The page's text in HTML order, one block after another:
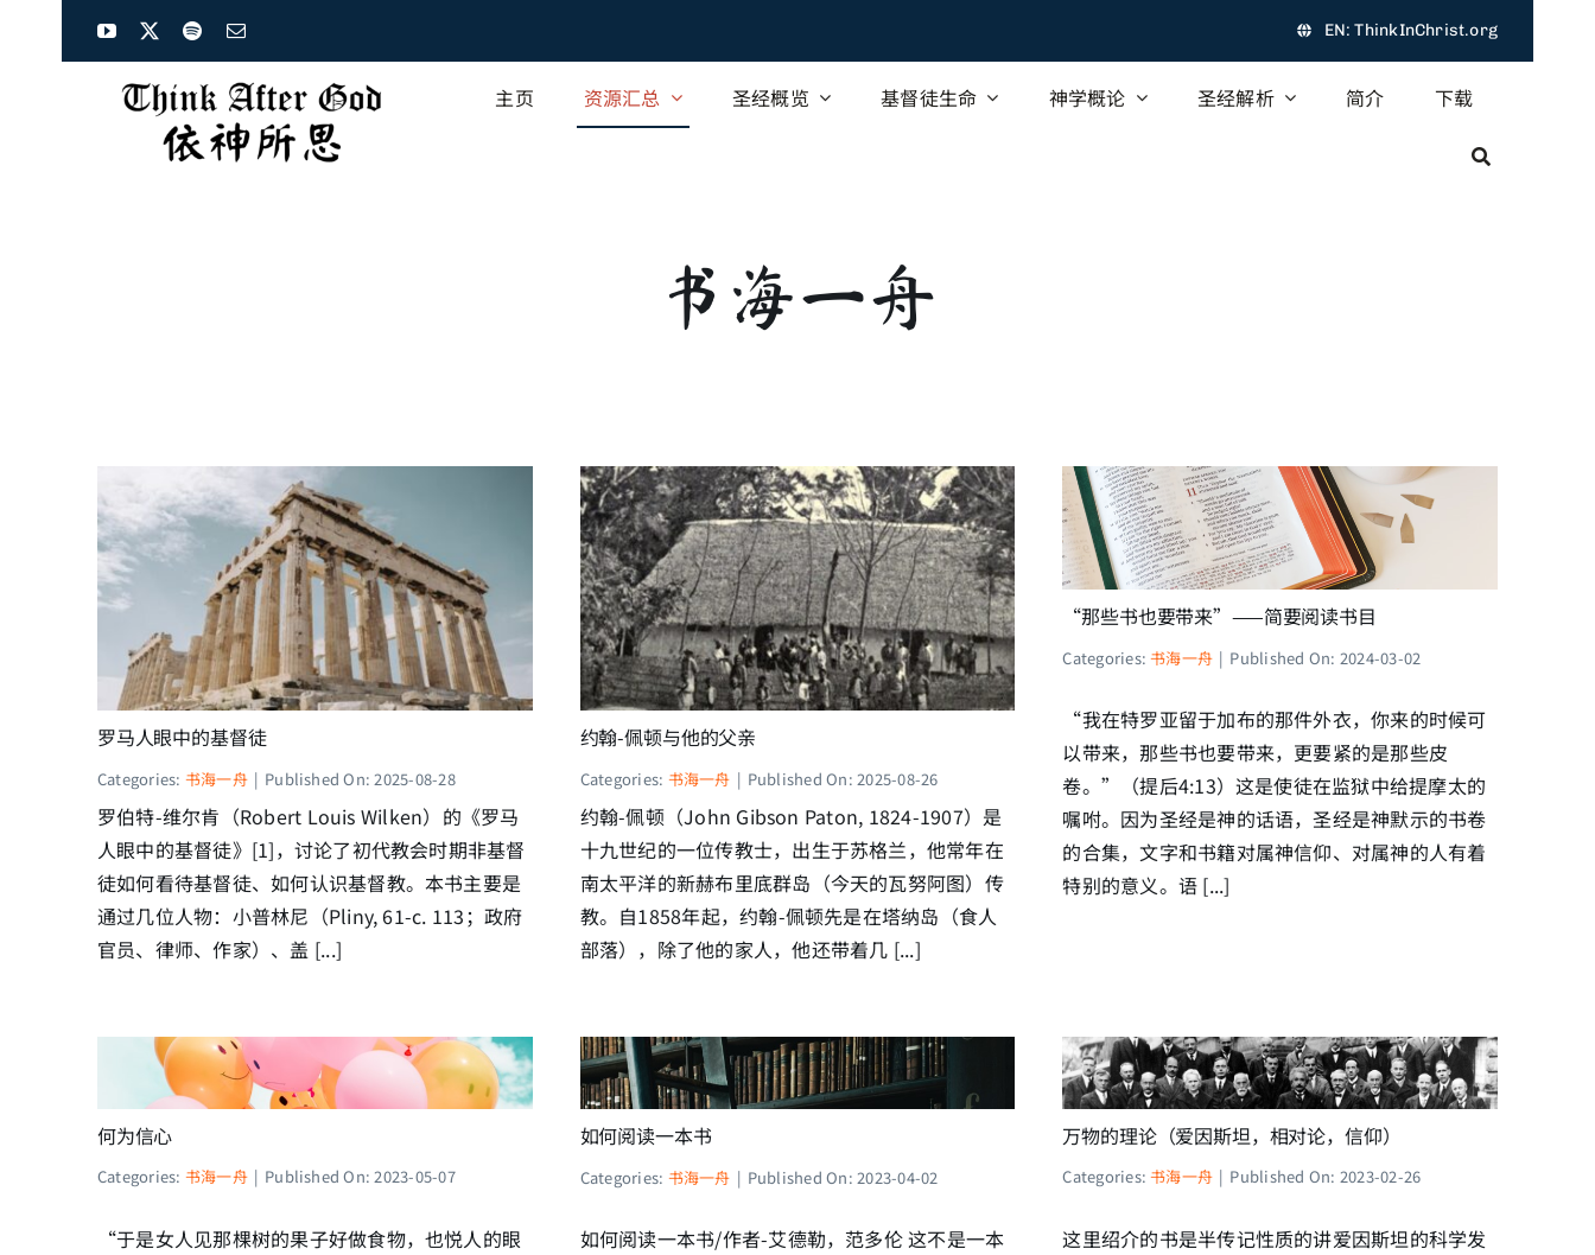
EN: ThinkInChrist.org
主页 资源汇总 圣经概览 基督徒生命 神学概论 圣经解析 简介 下载
书海一舟
罗马人眼中的基督徒
Categories: 书海一舟 | Published On: 2025-08-28
罗伯特-维尔肯（Robert Louis Wilken）的《罗马
人眼中的基督徒》[1]，讨论了初代教会时期非基督
徒如何看待基督徒、如何认识基督教。本书主要是
通过几位人物：小普林尼（Pliny, 61-c. 113；政府
官员、律师、作家）、盖 [...]
约翰-佩顿与他的父亲
Categories: 书海一舟 | Published On: 2025-08-26
约翰-佩顿（John Gibson Paton, 1824-1907）是
十九世纪的一位传教士，出生于苏格兰，他常年在
南太平洋的新赫布里底群岛（今天的瓦努阿图）传
教。自1858年起，约翰-佩顿先是在塔纳岛（食人
部落），除了他的家人，他还带着几 [...]
“那些书也要带来”——简要阅读书目
Categories:书海一舟 | Published On: 2024-03-02
“我在特罗亚留于加布的那件外衣，你来的时候可
以带来，那些书也要带来，更要紧的是那些皮
卷。”（提后4:13）这是使徒在监狱中给提摩太的
嘱咐。因为圣经是神的话语，圣经是神默示的书卷
的合集，文字和书籍对属神信仰、对属神的人有着
特别的意义。语 [...]
何为信心
Categories: 书海一舟 | Published On: 2023-05-07
“于是女人见那棵树的果子好做食物，也悦人的眼
如何阅读一本书
Categories: 书海一舟 | Published On: 2023-04-02
如何阅读一本书/作者-艾德勒，范多伦 这不是一本
万物的理论（爱因斯坦，相对论，信仰）
Categories:书海一舟 | Published On: 2023-02-26
这里绍介的书是半传记性质的讲爱因斯坦的科学发